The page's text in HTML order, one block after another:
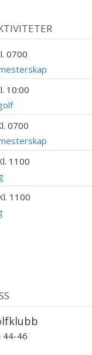
0700
10:00
0700
1100
1100
44-46